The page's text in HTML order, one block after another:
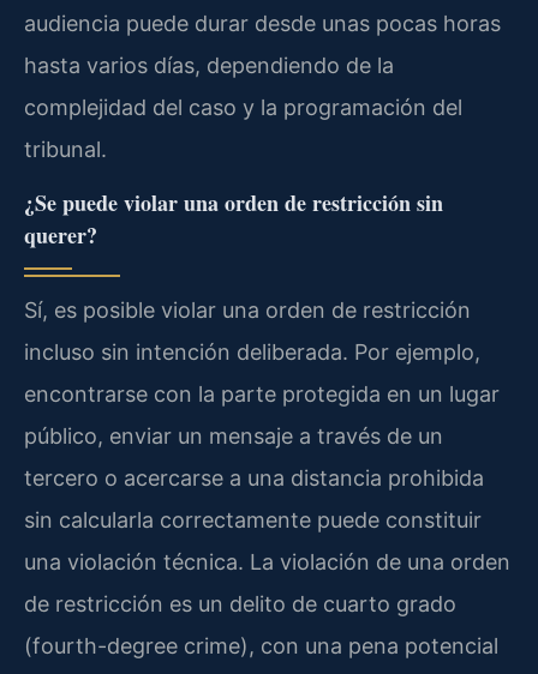
audiencia puede durar desde unas pocas horas
hasta varios días, dependiendo de la
complejidad del caso y la programación del
tribunal.
¿Se puede violar una orden de restricción sin
querer?
Sí, es posible violar una orden de restricción
incluso sin intención deliberada. Por ejemplo,
encontrarse con la parte protegida en un lugar
público, enviar un mensaje a través de un
tercero o acercarse a una distancia prohibida
sin calcularla correctamente puede constituir
una violación técnica. La violación de una orden
de restricción es un delito de cuarto grado
(fourth-degree crime), con una pena potencial